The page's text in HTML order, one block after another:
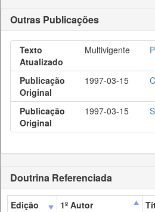
Outras Publicações
Texto
Atualizado
Multivigente
Publicação
Original
1997-03-15
Publicação
Original
1997-03-15
Doutrina Referenciada
Edição 1º Autor